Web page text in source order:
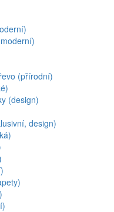
(přírodní)
(design)
design)